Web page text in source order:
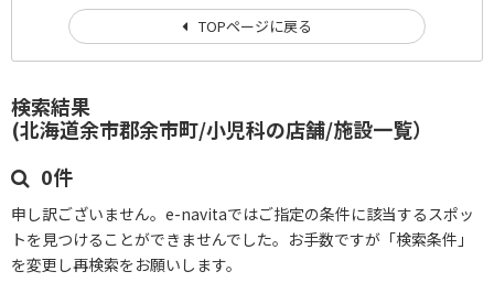
検索結果
(北海道余市郡余市町/小児科の店舗/施設一覧）
0件
申し訳ございません。e-navitaではご指定の条件に該当するスポッ
トを見つけることができませんでした。お手数ですが「検索条件」
を変更し再検索をお願いします。
TOPページに戻る